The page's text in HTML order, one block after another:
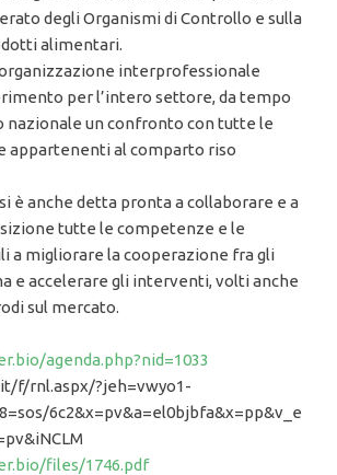
degli Organismi di Controllo e sulla
alimentari.
interprofessionale
per l’intero settore, da tempo
nazionale un confronto con tutte le
appartenenti al comparto riso
è anche detta pronta a collaborare e a
tutte le competenze e le
a migliorare la cooperazione fra gli
e accelerare gli interventi, volti anche
sul mercato.
agenda.php?nid=1033
f/rnl.aspx/?jeh=vwyo1-
6c2&x=pv&a=el0bjbfa&x=pp&v_e
files/1746.pdf